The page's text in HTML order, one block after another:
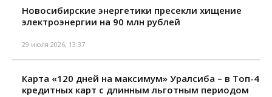
Новосибирские энергетики пресекли хищение
электроэнергии на 90 млн рублей
29 июля 2026, 13:37
Карта «120 дней на максимум» Уралсиба – в Топ-4
кредитных карт с длинным льготным периодом